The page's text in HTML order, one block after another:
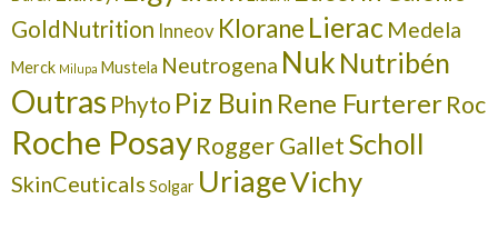
GoldNutrition Inneov Klorane Lierac Medela
Merck Milupa Mustela Neutrogena Nuk Nutribén
Outras Phyto Piz Buin Rene FurtererRoc
Roche PosayRogger GalletScholl
SkinCeuticals Solgar UriageVichy